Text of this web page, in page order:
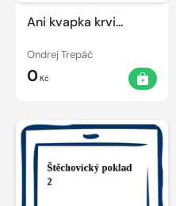
Ani kvapka krvi...
Ondrej Trepáč
0Kč